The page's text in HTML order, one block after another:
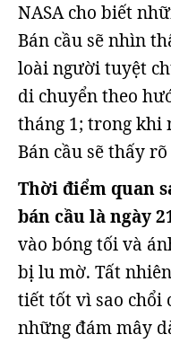
NASA cho biết
Bán cầu sẽ nhìn
loài người tuyệt
di chuyển theo
tháng 1; trong khi
Bán cầu sẽ thấy
Thời điểm quan
bán cầu là ngày
vào bóng tối và
bị lu mờ. Tất
tiết tốt vì sao chổi
những đám mây